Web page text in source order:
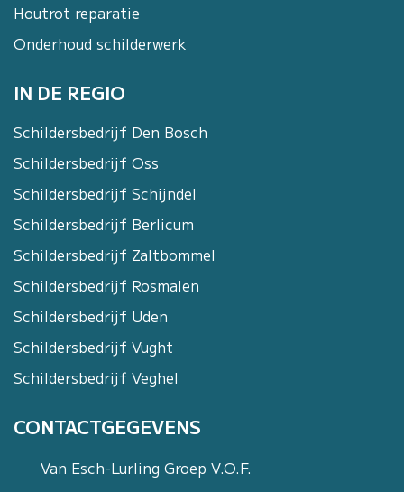
Houtrot reparatie
Onderhoud schilderwerk
IN DE REGIO
Schildersbedrijf Den Bosch
Schildersbedrijf Oss
Schildersbedrijf Schijndel
Schildersbedrijf Berlicum
Schildersbedrijf Zaltbommel
Schildersbedrijf Rosmalen
Schildersbedrijf Uden
Schildersbedrijf Vught
Schildersbedrijf Veghel
CONTACTGEGEVENS
Van Esch-Lurling Groep V.O.F.